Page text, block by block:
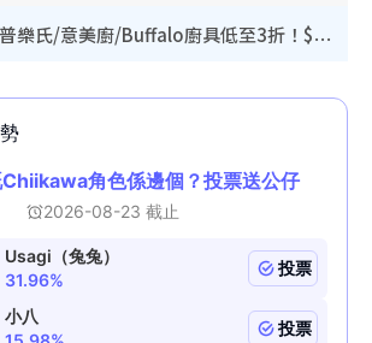
廚具優惠｜普樂氏/意美廚/Buffalo廚具低至3折！$89起買煎鍋／炒鑊／個人鍋 同場小家電激減至$99起